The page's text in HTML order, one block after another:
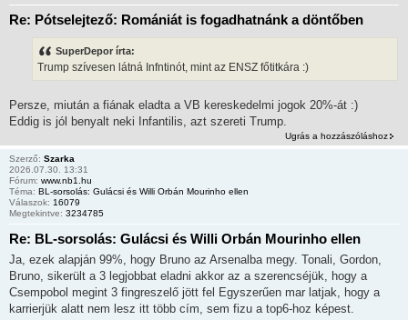
Re: Pótselejtező: Romániát is fogadhatnánk a döntőben
SuperDepor írta:
Trump szívesen látná Infntinót, mint az ENSZ főtitkára :)
Persze, miután a fiának eladta a VB kereskedelmi jogok 20%-át :)
Eddig is jól benyalt neki Infantilis, azt szereti Trump.
Ugrás a hozzászóláshoz
Szerző: Szarka
2026.07.30. 13:31
Fórum: www.nb1.hu
Téma: BL-sorsolás: Gulácsi és Willi Orbán Mourinho ellen
Válaszok: 16079
Megtekintve: 3234785
Re: BL-sorsolás: Gulácsi és Willi Orbán Mourinho ellen
Ja, ezek alapján 99%, hogy Bruno az Arsenalba megy. Tonali, Gordon,
Bruno, sikerült a 3 legjobbat eladni akkor az a szerencséjük, hogy a
Csempobol megint 3 fingreszelő jött fel Egyszerűen mar latjak, hogy a
karrierjük alatt nem lesz itt több cím, sem fizu a top6-hoz képest.